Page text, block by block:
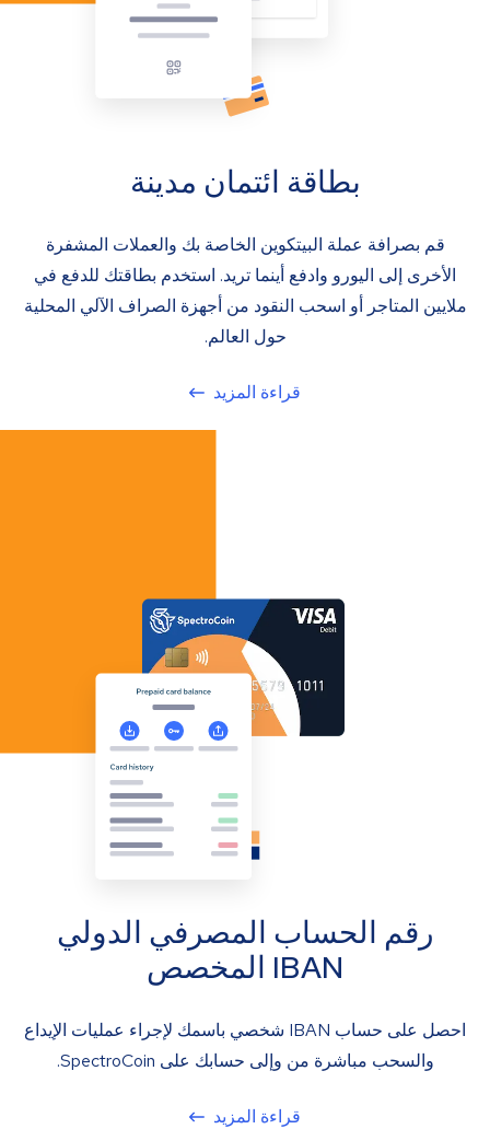
بطاقة ائتمان مدينة
قم بصرافة عملة البيتكوين الخاصة بك والعملات المشفرة
الأخرى إلى اليورو وادفع أينما تريد. استخدم بطاقتك للدفع في
ملايين المتاجر أو اسحب النقود من أجهزة الصراف الآلي المحلية
حول العالم.
قراءة المزيد
رقم الحساب المصرفي الدولي
IBAN المخصص
احصل على حساب IBAN شخصي باسمك لإجراء عمليات الإيداع
والسحب مباشرة من وإلى حسابك على SpectroCoin.
قراءة المزيد